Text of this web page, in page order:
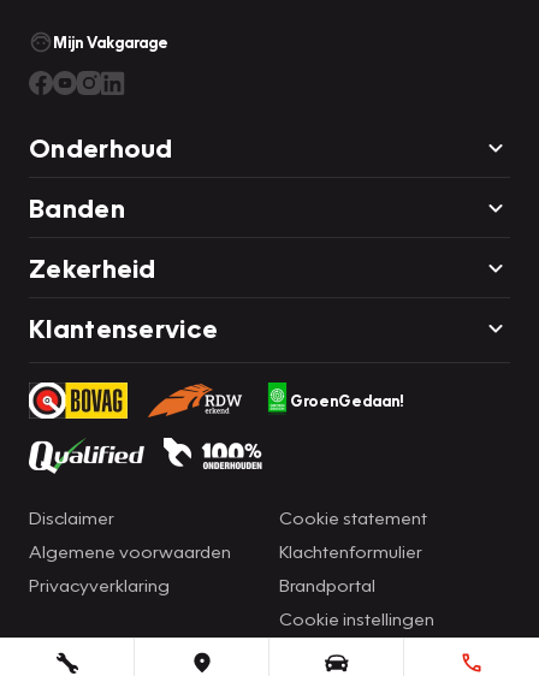
Mijn Vakgarage
Onderhoud
Banden
Zekerheid
Klantenservice
GroenGedaan!
Disclaimer
Algemene voorwaarden
Privacyverklaring
Cookie statement
Klachtenformulier
Brandportal
Cookie instellingen